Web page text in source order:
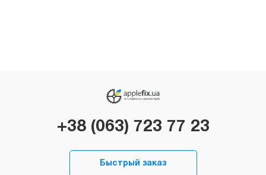
+38 (063) 723 77 23
Быстрый заказ